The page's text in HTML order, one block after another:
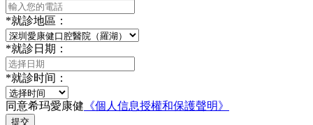
*就診地區：
*就診日期：
*就診时间：
同意希玛愛康健 《個人信息授權和保護聲明》
提交